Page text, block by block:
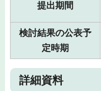
提出期間
検討結果の公表予
定時期
詳細資料